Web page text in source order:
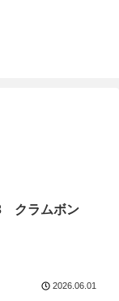
クラムボン
2026.06.01